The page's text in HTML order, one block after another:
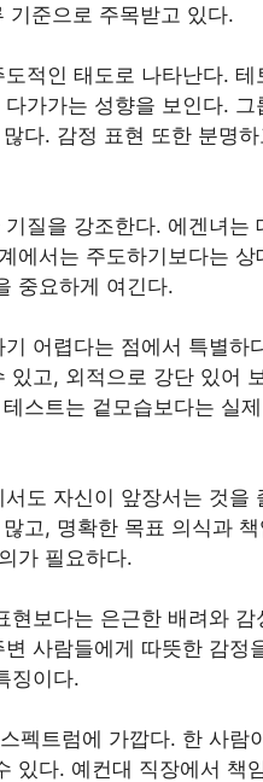
기준으로 주목받고 있다.
적인 태도로 나타난다. 테
가가는 성향을 보인다.
다. 감정 표현 또한 분명
질을 강조한다. 에겐녀는
에서는 주도하기보다는 상
중요하게 여긴다.
어렵다는 점에서 특별하
고, 외적으로 강단 있어
스트는 겉모습보다는 실
도 자신이 앞장서는 것을
고, 명확한 목표 의식과
가 필요하다.
보다는 은근한 배려와
사람들에게 따뜻한 감정
징이다.
펙트럼에 가깝다. 한 사람
있다. 예컨대 직장에서 책